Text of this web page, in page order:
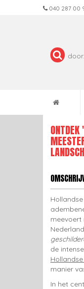
040 287 00
meevoert
de
manier
In het